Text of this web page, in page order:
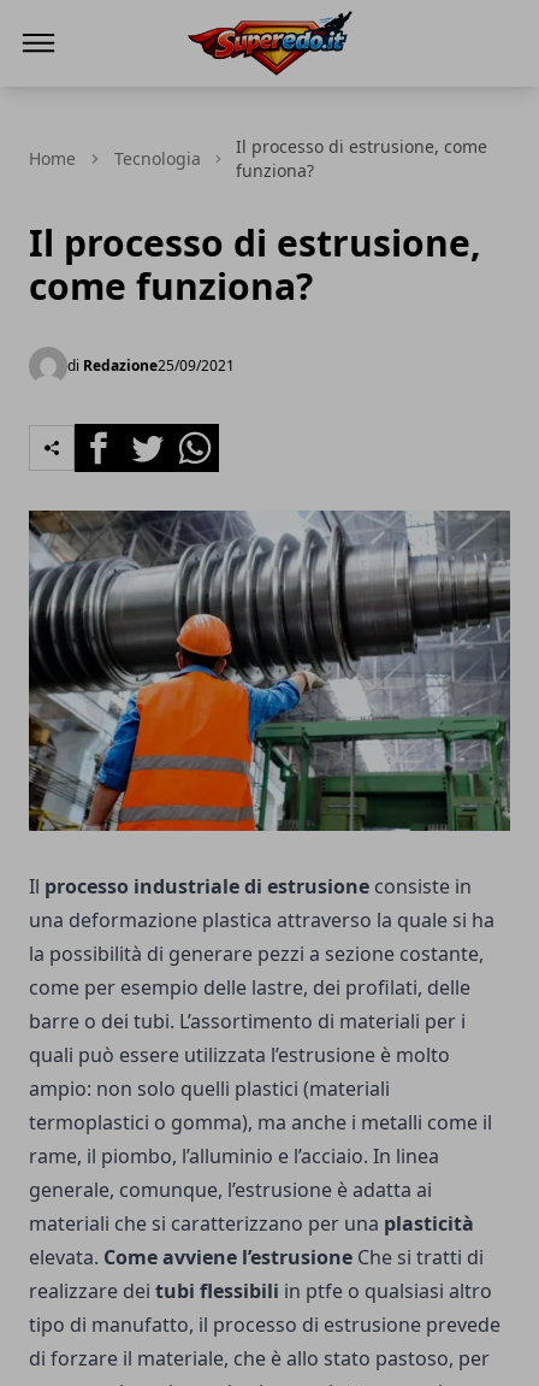
Home Tecnologia
Il processo di estrusione, come
funziona?
Il processo di estrusione,
come funziona?
di Redazione25/09/2021
FacebookTwitterWhatsapp
Il processo industriale di estrusione consiste in
una deformazione plastica attraverso la quale si ha
la possibilità di generare pezzi a sezione costante,
come per esempio delle lastre, dei profilati, delle
barre o dei tubi. L’assortimento di materiali per i
quali può essere utilizzata l’estrusione è molto
ampio: non solo quelli plastici (materiali
termoplastici o gomma), ma anche i metalli come il
rame, il piombo, l’alluminio e l’acciaio. In linea
generale, comunque, l’estrusione è adatta ai
materiali che si caratterizzano per una plasticità
elevata. Come avviene l’estrusione Che si tratti di
realizzare dei tubi flessibili in ptfe o qualsiasi altro
tipo di manufatto, il processo di estrusione prevede
di forzare il materiale, che è allo stato pastoso, per